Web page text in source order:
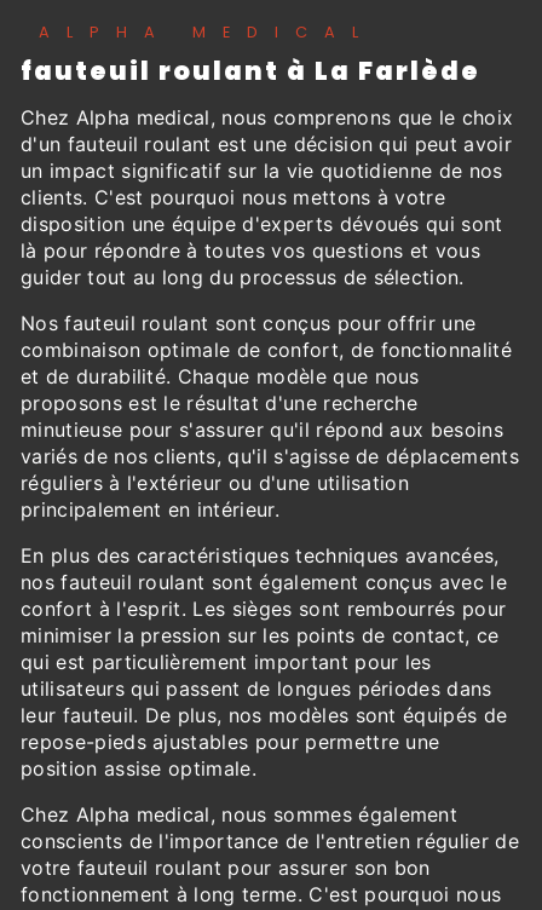
ALPHA MEDICAL
fauteuil roulant à La Farlède
Chez Alpha medical, nous comprenons que le choix
d'un fauteuil roulant est une décision qui peut avoir
un impact significatif sur la vie quotidienne de nos
clients. C'est pourquoi nous mettons à votre
disposition une équipe d'experts dévoués qui sont
là pour répondre à toutes vos questions et vous
guider tout au long du processus de sélection.
Nos fauteuil roulant sont conçus pour offrir une
combinaison optimale de confort, de fonctionnalité
et de durabilité. Chaque modèle que nous
proposons est le résultat d'une recherche
minutieuse pour s'assurer qu'il répond aux besoins
variés de nos clients, qu'il s'agisse de déplacements
réguliers à l'extérieur ou d'une utilisation
principalement en intérieur.
En plus des caractéristiques techniques avancées,
nos fauteuil roulant sont également conçus avec le
confort à l'esprit. Les sièges sont rembourrés pour
minimiser la pression sur les points de contact, ce
qui est particulièrement important pour les
utilisateurs qui passent de longues périodes dans
leur fauteuil. De plus, nos modèles sont équipés de
repose-pieds ajustables pour permettre une
position assise optimale.
Chez Alpha medical, nous sommes également
conscients de l'importance de l'entretien régulier de
votre fauteuil roulant pour assurer son bon
fonctionnement à long terme. C'est pourquoi nous